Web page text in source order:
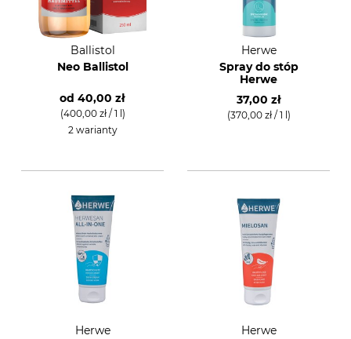
Ballistol
Neo Ballistol
od 40,00 zł
(400,00 zł / 1 l)
2 warianty
Herwe
Spray do stóp
Herwe
37,00 zł
(370,00 zł / 1 l)
Herwe
Herwe